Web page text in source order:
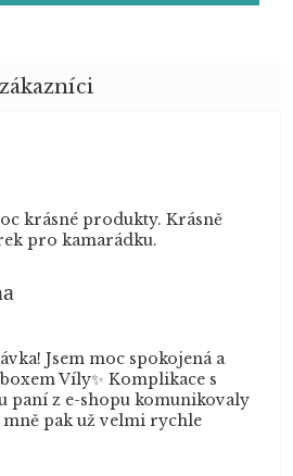
obchodu je 5 z 5 hvězdiček.
krásné produkty. Krásně
pro kamarádku.
obchodu je 5 z 5 hvězdiček.
Jsem moc spokojená a
Víly✨ Komplikace s
paní z e-shopu komunikovaly
mně pak už velmi rychle